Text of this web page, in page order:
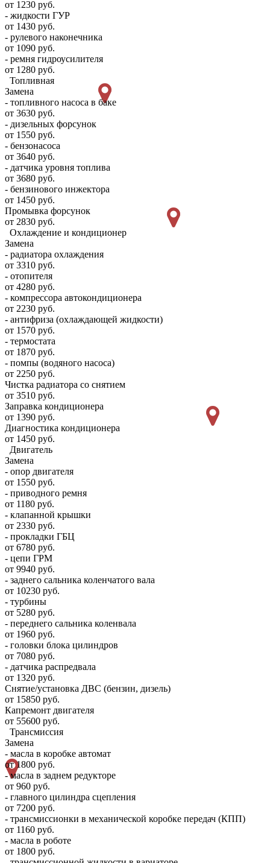
от 1230 руб.
- жидкости ГУР
от 1430 руб.
- рулевого наконечника
от 1090 руб.
- ремня гидроусилителя
от 1280 руб.
Топливная
Замена
- топливного насоса в баке
от 3630 руб.
- дизельных форсунок
от 1550 руб.
- бензонасоса
от 3640 руб.
- датчика уровня топлива
от 3680 руб.
- бензинового инжектора
от 1450 руб.
Промывка форсунок
от 2830 руб.
Охлаждение и кондиционер
Замена
- радиатора охлаждения
от 3310 руб.
- отопителя
от 4280 руб.
- компрессора автокондиционера
от 2230 руб.
- антифриза (охлаждающей жидкости)
от 1570 руб.
- термостата
от 1870 руб.
- помпы (водяного насоса)
от 2250 руб.
Чистка радиатора со снятием
от 3510 руб.
Заправка кондиционера
от 1390 руб.
Диагностика кондиционера
от 1450 руб.
Двигатель
Замена
- опор двигателя
от 1550 руб.
- приводного ремня
от 1180 руб.
- клапанной крышки
от 2330 руб.
- прокладки ГБЦ
от 6780 руб.
- цепи ГРМ
от 9940 руб.
- заднего сальника коленчатого вала
от 10230 руб.
- турбины
от 5280 руб.
- переднего сальника коленвала
от 1960 руб.
- головки блока цилиндров
от 7080 руб.
- датчика распредвала
от 1320 руб.
Снятие/установка ДВС (бензин, дизель)
от 15850 руб.
Капремонт двигателя
от 55600 руб.
Трансмиссия
Замена
- масла в коробке автомат
от 1800 руб.
- масла в заднем редукторе
от 960 руб.
- главного цилиндра сцепления
от 7200 руб.
- трансмиссионки в механической коробке передач (КПП)
от 1160 руб.
- масла в роботе
от 1800 руб.